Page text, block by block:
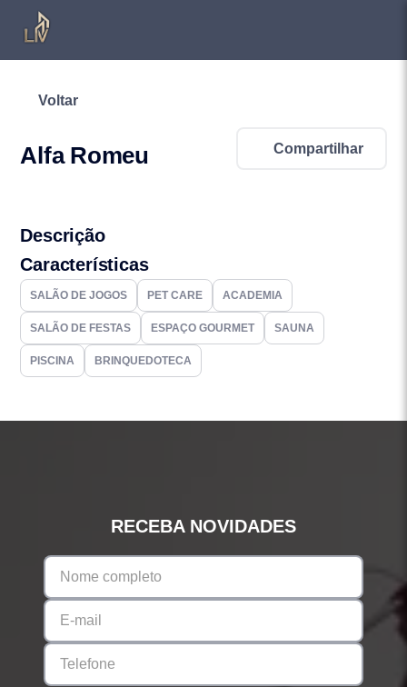
Voltar
Alfa Romeu Compartilhar
Descrição
Características
SALÃO DE JOGOS PET CARE ACADEMIA
SALÃO DE FESTAS ESPAÇO GOURMET SAUNA
PISCINA BRINQUEDOTECA
RECEBA NOVIDADES